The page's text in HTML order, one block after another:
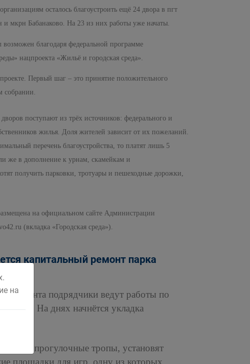
осталось благоустроить ещё 24 двора в пгт
и мкрн Бабанаково. На 23 из них работы уже начаты.
возможен благодаря федеральной программе
нацпроекта «Жильё и городская среда».
Первый шаг – это принятие положительного
собрании.
поступают из трёх источников: федерального и
жилья. Доля жителей зависит от их пожеланий.
перечень благоустройства, то платят лишь 5
же в дополнение к урнам, скамейкам и
получить парковки, тротуары и пешеходные дорожки,
на официальном сайте Администрации
(вкладка «Городская среда»).
капитальный ремонт парка
ремонта подрядчики ведут работы по
На днях начнётся укладка
и прогулочные тропы, установят
площадки для игр, одну из которых
на